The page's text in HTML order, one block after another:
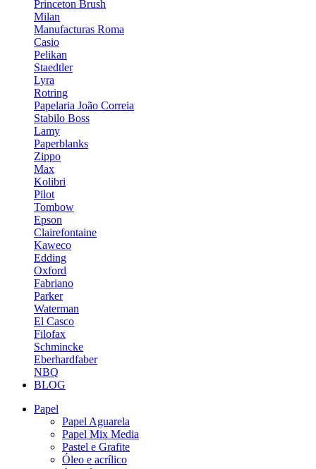
Princeton Brush
Milan
Manufacturas Roma
Casio
Pelikan
Staedtler
Lyra
Rotring
Papelaria João Correia
Stabilo Boss
Lamy
Paperblanks
Zippo
Max
Kolibri
Pilot
Tombow
Epson
Clairefontaine
Kaweco
Edding
Oxford
Fabriano
Parker
Waterman
El Casco
Filofax
Schmincke
Eberhardfaber
NBQ
BLOG
Papel
Papel Aguarela
Papel Mix Media
Pastel e Grafite
Óleo e acrílico